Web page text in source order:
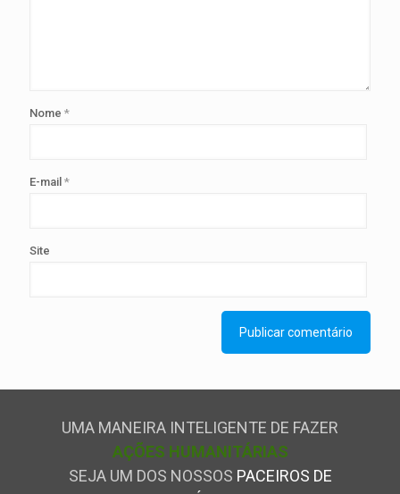
Nome *
E-mail *
Site
UMA MANEIRA INTELIGENTE DE FAZER
AÇÕES HUMANITÁRIAS
SEJA UM DOS NOSSOS PACEIROS DE